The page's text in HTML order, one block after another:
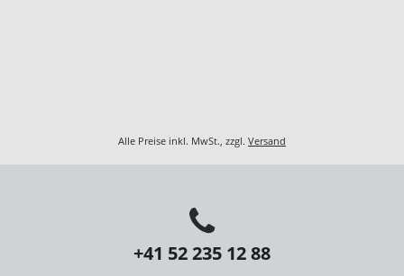
Alle Preise inkl. MwSt., zzgl. Versand
+41 52 235 12 88